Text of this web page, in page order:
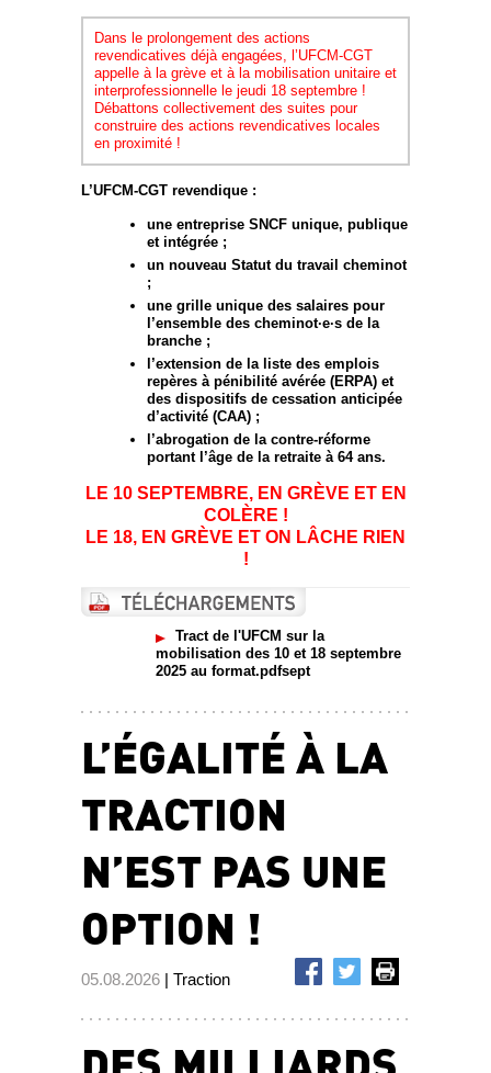
Dans le prolongement des actions
revendicatives déjà engagées, l’UFCM-CGT
appelle à la grève et à la mobilisation unitaire et
interprofessionnelle le jeudi 18 septembre !
Débattons collectivement des suites pour
construire des actions revendicatives locales
en proximité !
L’UFCM-CGT revendique :
une entreprise SNCF unique, publique
et intégrée ;
un nouveau Statut du travail cheminot
;
une grille unique des salaires pour
l’ensemble des cheminot·e·s de la
branche ;
l’extension de la liste des emplois
repères à pénibilité avérée (ERPA) et
des dispositifs de cessation anticipée
d’activité (CAA) ;
l’abrogation de la contre-réforme
portant l’âge de la retraite à 64 ans.
LE 10 SEPTEMBRE, EN GRÈVE ET EN
COLÈRE !
LE 18, EN GRÈVE ET ON LÂCHE RIEN
!
Tract de l'UFCM sur la
mobilisation des 10 et 18 septembre
2025 au format.pdfsept
L’ÉGALITÉ À LA
TRACTION
N’EST PAS UNE
OPTION !
05.08.2026 | Traction